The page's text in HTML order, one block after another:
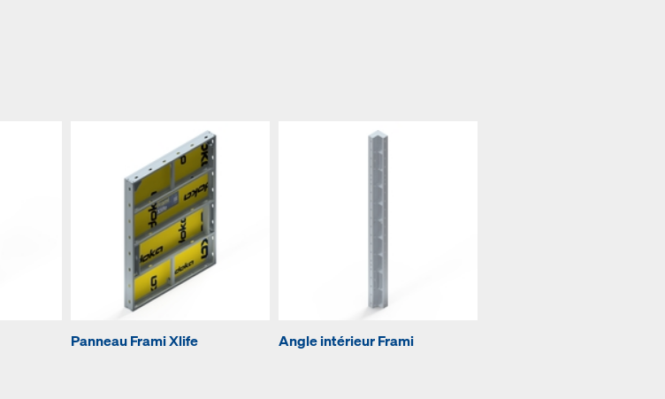
Panneau Frami Xlife Angle intérieur Frami